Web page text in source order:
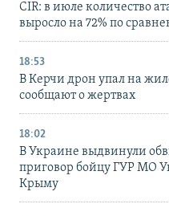
CIR: в июле количество
выросло на 72% по
18:53
В Керчи дрон упал на
сообщают о жертвах
18:02
В Украине выдвинули
приговор бойцу ГУР МО
Крыму